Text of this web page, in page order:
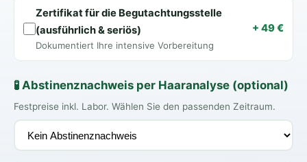
Zertifikat für die Begutachtungsstelle
(ausführlich & seriös)
Dokumentiert Ihre intensive Vorbereitung
+ 49 €
🧪 Abstinenznachweis per Haaranalyse (optional)
Festpreise inkl. Labor. Wählen Sie den passenden Zeitraum.